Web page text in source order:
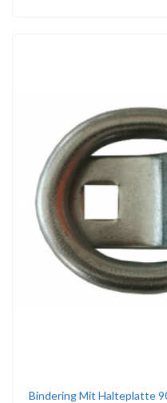
Bindering Mit Halteplatte